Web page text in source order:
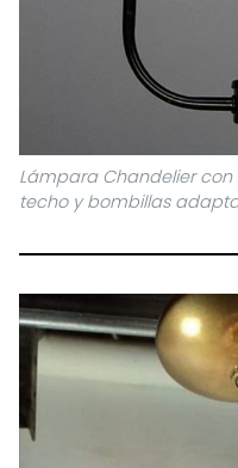
Lámpara Chandelier
techo y bombillas